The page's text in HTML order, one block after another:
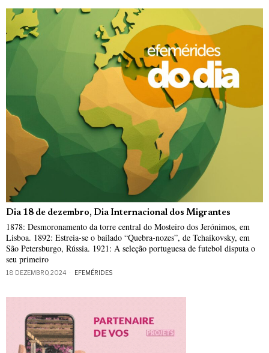
Dia 18 de dezembro, Dia Internacional dos Migrantes
1878: Desmoronamento da torre central do Mosteiro dos Jerónimos, em
Lisboa. 1892: Estreia-se o bailado “Quebra-nozes”, de Tchaikovsky, em
São Petersburgo, Rússia. 1921: A seleção portuguesa de futebol disputa o
seu primeiro
18 DEZEMBRO, 2024 EFEMÉRIDES